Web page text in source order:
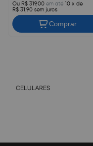
Ou R$ 319,00 em até 10 x de
R$ 31,90 sem juros
Comprar
CELULARES